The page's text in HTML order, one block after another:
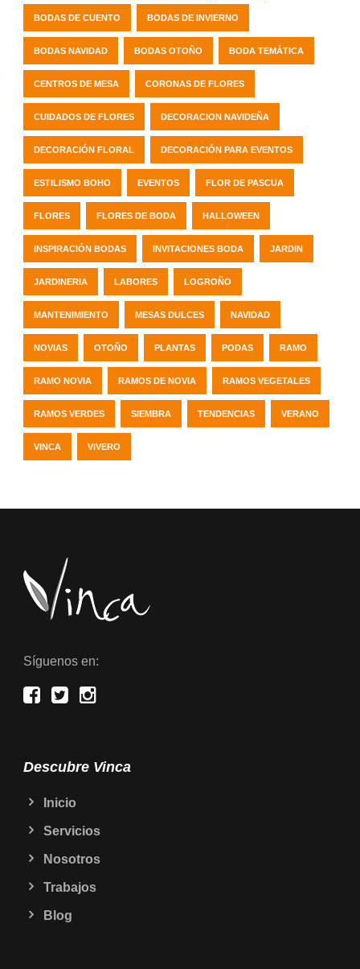
BODAS DE CUENTO BODAS DE INVIERNO
BODAS NAVIDAD BODAS OTOÑO BODA TEMÁTICA
CENTROS DE MESA CORONAS DE FLORES
CUIDADOS DE FLORES DECORACION NAVIDEÑA
DECORACIÓN FLORAL DECORACIÓN PARA EVENTOS
ESTILISMO BOHO EVENTOS FLOR DE PASCUA
FLORES FLORES DE BODA HALLOWEEN
INSPIRACIÓN BODAS INVITACIONES BODA JARDIN
JARDINERIA LABORES LOGROÑO
MANTENIMIENTO MESAS DULCES NAVIDAD
NOVIAS OTOÑO PLANTAS PODAS RAMO
RAMO NOVIA RAMOS DE NOVIA RAMOS VEGETALES
RAMOS VERDES SIEMBRA TENDENCIAS VERANO
VINCA VIVERO
Síguenos en:
Descubre Vinca
Inicio
Servicios
Nosotros
Trabajos
Blog